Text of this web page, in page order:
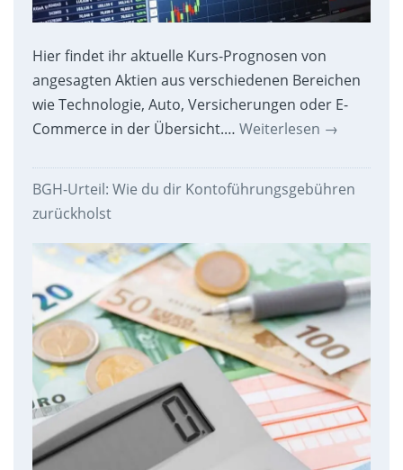
Hier findet ihr aktuelle Kurs-Prognosen von
angesagten Aktien aus verschiedenen Bereichen
wie Technologie, Auto, Versicherungen oder E-
Commerce in der Übersicht.… Weiterlesen →
BGH-Urteil: Wie du dir Kontoführungsgebühren
zurückholst